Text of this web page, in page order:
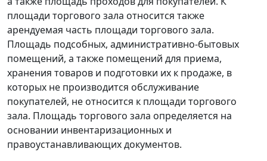
площади торгового зала относится также
арендуемая часть площади торгового зала.
Площадь подсобных, административно-бытовых
помещений, а также помещений для приема,
хранения товаров и подготовки их к продаже, в
которых не производится обслуживание
покупателей, не относится к площади торгового
зала. Площадь торгового зала определяется на
основании инвентаризационных и
правоустанавливающих документов.